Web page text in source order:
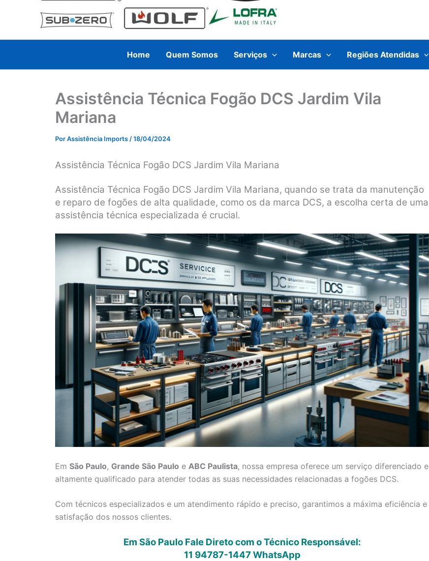
Home Quem Somos Serviços Marcas Regiões Atendidas
Assistência Técnica Fogão DCS Jardim Vila
Mariana
PorAssistência Imports /18/04/2024
Assistência Técnica Fogão DCS Jardim Vila Mariana
Assistência Técnica Fogão DCS Jardim Vila Mariana, quando se trata da manutenção
e reparo de fogões de alta qualidade, como os da marca DCS, a escolha certa de uma
assistência técnica especializada é crucial.
Em São Paulo, Grande São Paulo e ABC Paulista, nossa empresa oferece um serviço diferenciado e
altamente qualificado para atender todas as suas necessidades relacionadas a fogões DCS.
Com técnicos especializados e um atendimento rápido e preciso, garantimos a máxima eficiência e
satisfação dos nossos clientes.
Em São Paulo Fale Direto com o Técnico Responsável:
11 94787-1447WhatsApp